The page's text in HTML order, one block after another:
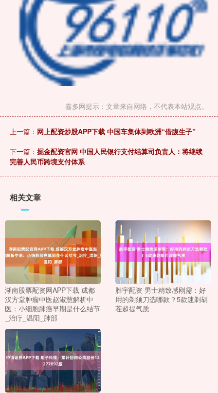
嘉多网提示：文章来自网络，不代表本站观点。
上一篇： 网上配资炒股APP下载 中国车集体到欧洲“借腹生子”
下一篇： 掘金配资官网 中国人民银行支付结算司负责人：将继续
完善人民币跨境支付体系
相关文章
湖南股票配资网APP下载 成都
汉方堂肿瘤中医赵淑慧解析中
医：小细胞肺癌早期是什么结节
_治疗_温阳_肺部
胜宇配资 男士精致感刚需：好
用的剃须刀选哪款？5款速剃胡
茬超提气质